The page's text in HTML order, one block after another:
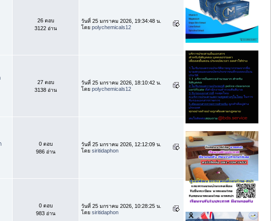
26 ตอบ
3122 อ่าน
วันที่ 25 มกราคม 2026, 19:34:48 น.
โดย polychemicals12
27 ตอบ
3138 อ่าน
วันที่ 25 มกราคม 2026, 18:10:42 น.
โดย polychemicals12
0 ตอบ
986 อ่าน
วันที่ 25 มกราคม 2026, 12:12:09 น.
โดย siritidaphon
0 ตอบ
983 อ่าน
วันที่ 25 มกราคม 2026, 10:28:25 น.
โดย siritidaphon